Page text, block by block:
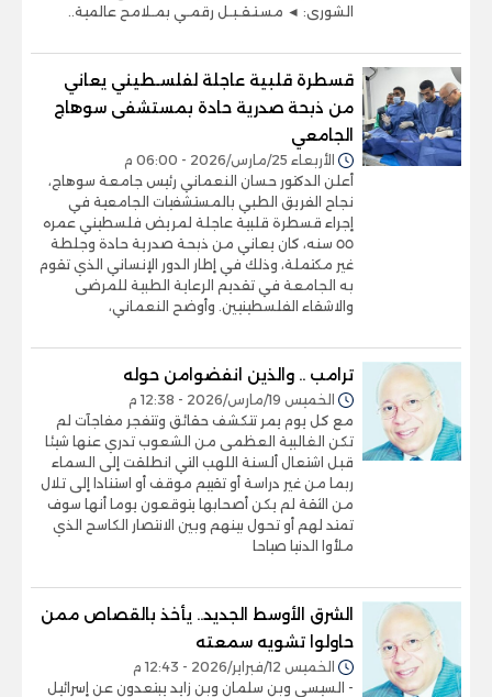
الشورى: ◄ مسـتـقـبـل رقمـي بمـلامح عالمية..
قسطرة قلبية عاجلة لفلسـطيني يعاني
من ذبحة صدرية حادة بمستشفى سوهاج
الجامعي
الأربعاء 25/مارس/2026 - 06:00 م
أعلن الدكتور حسان النعماني رئيس جامعة سوهاج،
نجاح الفريق الطبي بالمستشفيات الجامعية في
إجراء قسطرة قلبية عاجلة لمريض فلسطيني عمره
٥٥ سنه، كان يعاني من ذبحة صدرية حادة وجلطة
غير مكتملة، وذلك في إطار الدور الإنساني الذي تقوم
به الجامعة في تقديم الرعاية الطبية للمرضى
والاشقاء الفلسطينيين. وأوضح النعماني،
ترامب .. والذين انفضوامن حوله
الخميس 19/مارس/2026 - 12:38 م
مع كل يوم يمر تتكشف حقائق وتتفجر مفاجآت لم
تكن الغالبية العظمى من الشعوب تدري عنها شيئا
قبل اشتعال ألسنة اللهب التي انطلقت إلى السماء
ربما من غير دراسة أو تقييم موقف أو استنادا إلى تلال
من الثقة لم يكن أصحابها يتوقعون يوما أنها سوف
تمتد لهم أو تحول بينهم وبين الانتصار الكاسح الذي
ملأوا الدنيا صياحا
الشرق الأوسط الجديد.. يأخذ بالقصاص ممن
حاولوا تشويه سمعته
الخميس 12/فبراير/2026 - 12:43 م
- السيسي وبن سلمان وبن زايد يبتعدون عن إسرائيل